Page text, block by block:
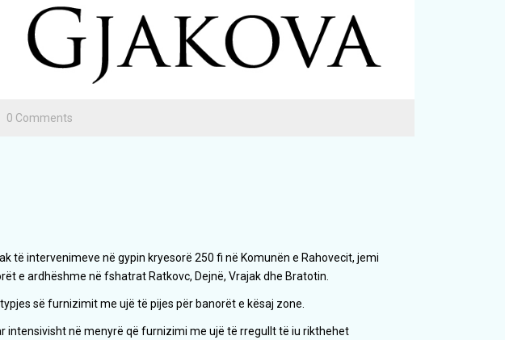
0 Comments
të intervenimeve në gypin kryesorë 250 fi në Komunën e Rahovecit, jemi
e ardhëshme në fshatrat Ratkovc, Dejnë, Vrajak dhe Bratotin.
së furnizimit me ujë të pijes për banorët e kësaj zone.
intensivisht në menyrë që furnizimi me ujë të rregullt të iu rikthehet